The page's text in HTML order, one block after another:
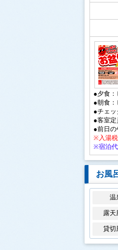
●夕食：
●朝食：
●チェ
●客室定
●前日の
※入湯税
※宿泊代
お風
温
露天
貸切